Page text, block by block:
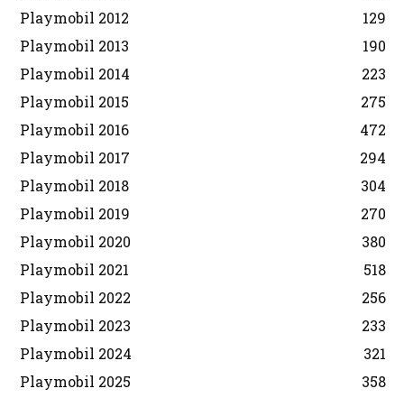
Playmobil 2012
129
Playmobil 2013
190
Playmobil 2014
223
Playmobil 2015
275
Playmobil 2016
472
Playmobil 2017
294
Playmobil 2018
304
Playmobil 2019
270
Playmobil 2020
380
Playmobil 2021
518
Playmobil 2022
256
Playmobil 2023
233
Playmobil 2024
321
Playmobil 2025
358